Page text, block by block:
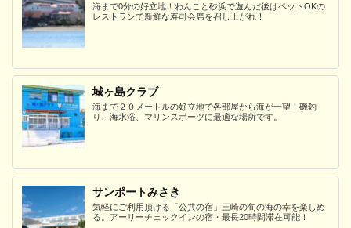
海まで0分の好立地！わんこと砂浜で遊んだ後はペットOKの
レストランで新鮮な寿司会席を召し上がれ！
城ヶ島クラブ
海まで２０メートルの好立地で各部屋から海が一望！磯釣
り、海水浴、マリンスポーツに最適な場所です。
サンポートみさき
気軽にご利用頂ける「公共の宿」三崎の旬の海の幸を楽しめ
る。アーリーチェックインの宿・最長20時間滞在可能！